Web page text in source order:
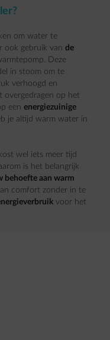
om water te
ook gebruik van de
Deze
in stoom om te
verhoogd en
op het
een energiezuinige
je altijd warm water in
wel iets meer tijd
is het belangrijk
behoefte aan warm
comfort zonder in te
voor het